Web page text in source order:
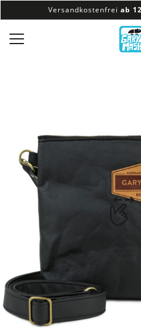
Versandkostenfrei ab
100% veganes & fair
Versandkostenfrei ab